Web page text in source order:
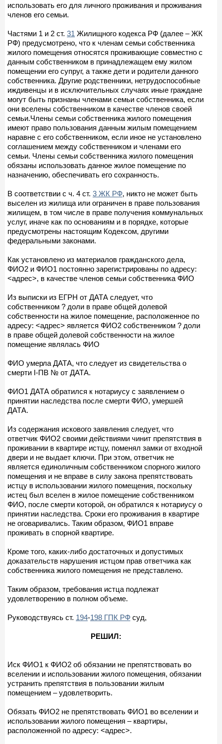
использовать его для личного проживания и проживания
членов его семьи.
Частями 1 и 2 ст. 31 Жилищного кодекса РФ (далее – ЖК
РФ) предусмотрено, что к членам семьи собственника
жилого помещения относятся проживающие совместно с
данным собственником в принадлежащем ему жилом
помещении его супруг, а также дети и родители данного
собственника. Другие родственники, нетрудоспособные
иждивенцы и в исключительных случаях иные граждане
могут быть признаны членами семьи собственника, если
они вселены собственником в качестве членов своей
семьи.Члены семьи собственника жилого помещения
имеют право пользования данным жилым помещением
наравне с его собственником, если иное не установлено
соглашением между собственником и членами его
семьи. Члены семьи собственника жилого помещения
обязаны использовать данное жилое помещение по
назначению, обеспечивать его сохранность.
В соответствии с ч. 4 ст. 3 ЖК РФ, никто не может быть
выселен из жилища или ограничен в праве пользования
жилищем, в том числе в праве получения коммунальных
услуг, иначе как по основаниям и в порядке, которые
предусмотрены настоящим Кодексом, другими
федеральными законами.
Как установлено из материалов гражданского дела,
ФИО2 и ФИО1 постоянно зарегистрированы по адресу:
<адрес>, в качестве членов семьи собственника ФИО
Из выписки из ЕГРН от ДАТА следует, что
собственником ? доли в праве общей долевой
собственности на жилое помещение, расположенное по
адресу: <адрес> является ФИО2 собственником ? доли
в праве общей долевой собственности на жилое
помещение являлась ФИО
ФИО умерла ДАТА, что следует из свидетельства о
смерти I-ПВ № от ДАТА.
ФИО1 ДАТА обратился к нотариусу с заявлением о
принятии наследства после смерти ФИО, умершей
ДАТА.
Из содержания искового заявления следует, что
ответчик ФИО2 своими действиями чинит препятствия в
проживании в квартире истцу, поменял замки от входной
двери и не выдает ключи. При этом, ответчик не
является единоличным собственником спорного жилого
помещения и не вправе в силу закона препятствовать
истцу в использовании жилого помещения, поскольку
истец был вселен в жилое помещение собственником
ФИО, после смерти которой, он обратился к нотариусу о
принятии наследства. Сроки его проживания в квартире
не оговаривались. Таким образом, ФИО1 вправе
проживать в спорной квартире.
Кроме того, каких-либо достаточных и допустимых
доказательств нарушения истцом прав ответчика как
собственника жилого помещения не представлено.
Таким образом, требования истца подлежат
удовлетворению в полном объеме.
Руководствуясь ст. 194-198 ГПК РФ суд,
РЕШИЛ:
Иск ФИО1 к ФИО2 об обязании не препятствовать во
вселении и использовании жилого помещения, обязании
устранить препятствия в пользовании жилым
помещением – удовлетворить.
Обязать ФИО2 не препятствовать ФИО1 во вселении и
использовании жилого помещения – квартиры,
расположенной по адресу: <адрес>.